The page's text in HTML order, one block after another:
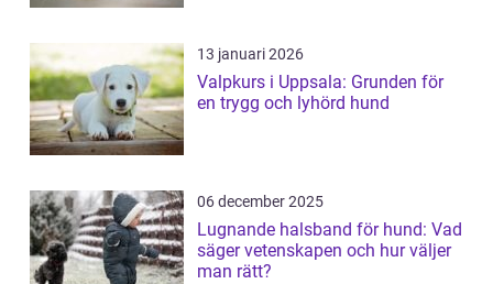
13 januari 2026
Valpkurs i Uppsala: Grunden för
en trygg och lyhörd hund
06 december 2025
Lugnande halsband för hund: Vad
säger vetenskapen och hur väljer
man rätt?